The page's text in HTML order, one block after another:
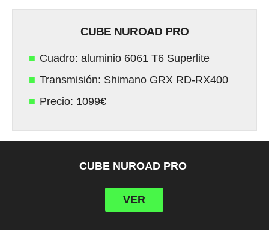
CUBE NUROAD PRO
Cuadro: aluminio 6061 T6 Superlite
Transmisión: Shimano GRX RD-RX400
Precio: 1099€
CUBE NUROAD PRO
VER